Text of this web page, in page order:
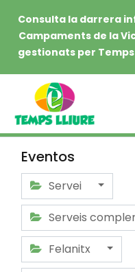
Consulta la darrera
Campaments de la
gestionats per
Eventos
Servei
Serveis
Felanitx